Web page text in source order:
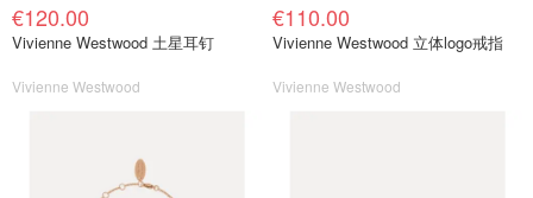
€120.00
Vivienne Westwood 土星耳钉
Vivienne Westwood
€110.00
Vivienne Westwood 立体logo戒指
Vivienne Westwood